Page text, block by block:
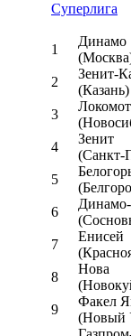
Суперлига
1
Динамо
2
Зенит-
(Казань)
3
4
Зенит
(Санкт-
5
6
7
Енисей
8
Нова
9
Факел
(Новый